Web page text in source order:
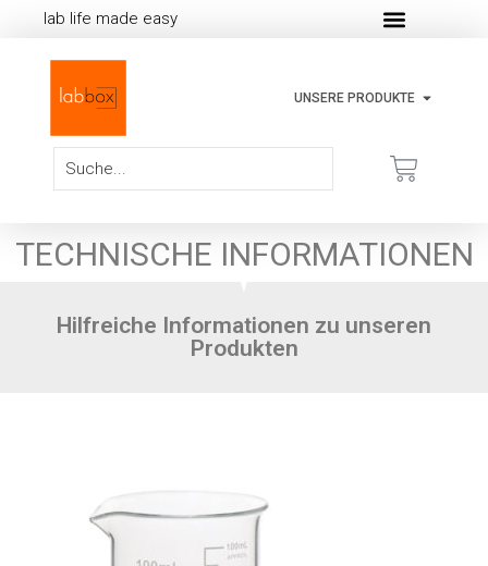
lab life made easy
UNSERE PRODUKTE
TECHNISCHE INFORMATIONEN
Hilfreiche Informationen zu unseren
Produkten